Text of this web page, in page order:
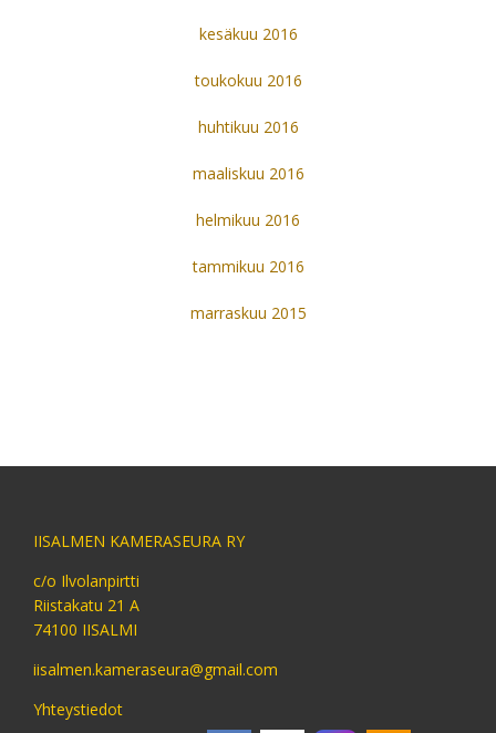
kesäkuu 2016
toukokuu 2016
huhtikuu 2016
maaliskuu 2016
helmikuu 2016
tammikuu 2016
marraskuu 2015
IISALMEN KAMERASEURA RY
c/o Ilvolanpirtti
Riistakatu 21 A
74100 IISALMI
iisalmen.kameraseura@gmail.com
Yhteystiedot